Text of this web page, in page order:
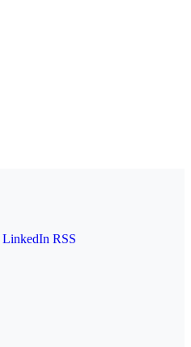
LinkedIn RSS